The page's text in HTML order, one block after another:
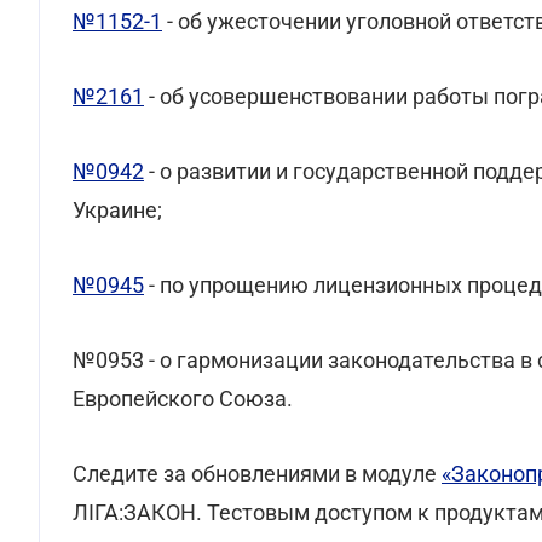
№1152-1 - об ужесточении уголовной
№2161 - об усовершенствовании работы
№0942- о развитии и государственной
Украине;
№0945- по упрощению лицензионных
№0953 - о гармонизации законодательства
Европейского Союза.
Следите за обновлениями в модуле
ЛІГА:ЗАКОН. Тестовым доступом к